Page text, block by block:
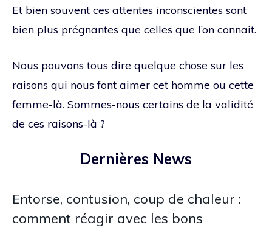
Et bien souvent ces attentes inconscientes sont
bien plus prégnantes que celles que l’on connait.
Nous pouvons tous dire quelque chose sur les
raisons qui nous font aimer cet homme ou cette
femme-là. Sommes-nous certains de la validité
de ces raisons-là ?
Dernières News
Entorse, contusion, coup de chaleur :
comment réagir avec les bons